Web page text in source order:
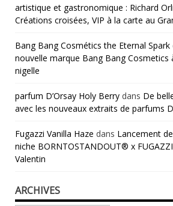
artistique et gastronomique : Richard
Créations croisées, VIP à la carte au
Bang Bang Cosmétics the Eternal Spark
nouvelle marque Bang Bang Cosmetics
nigelle
parfum D’Orsay Holy Berry dans De
avec les nouveaux extraits de parfums
Fugazzi Vanilla Haze dans Lancement
niche BORNTOSTANDOUT® x
Valentin
ARCHIVES